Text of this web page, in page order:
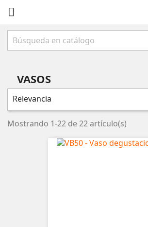

VASOS
Relevancia
Mostrando 1-22 de 22 artículo(s)